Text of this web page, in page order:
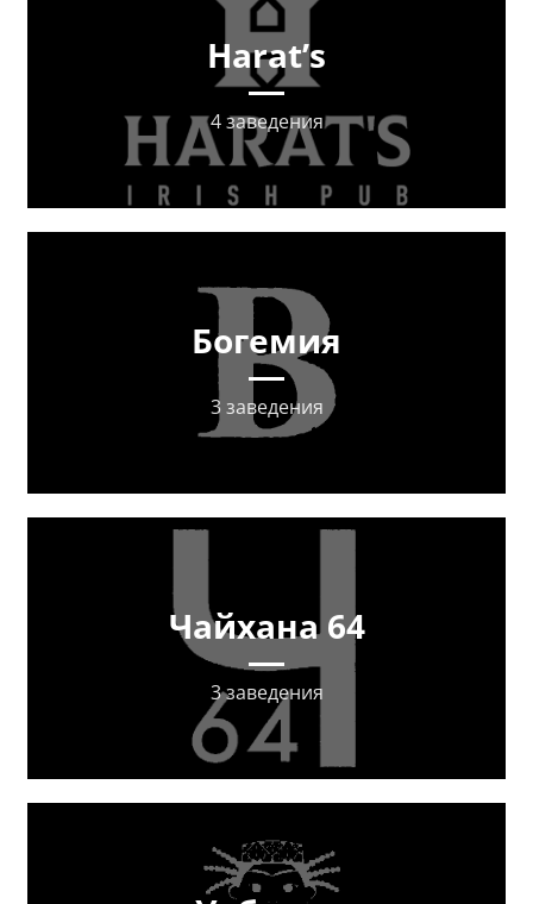
Harat’s
4 заведения
Богемия
3 заведения
Чайхана 64
3 заведения